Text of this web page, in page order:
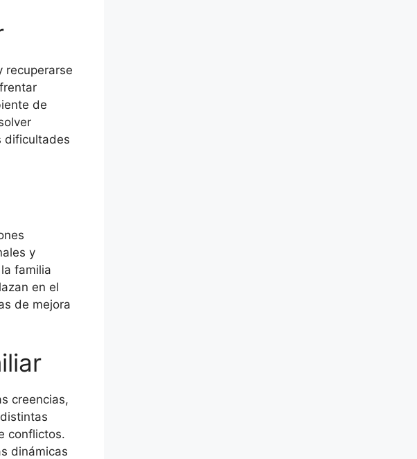
recuperarse
de
dificultades
y
familia
en el
de mejora
creencias,
conflictos.
dinámicas